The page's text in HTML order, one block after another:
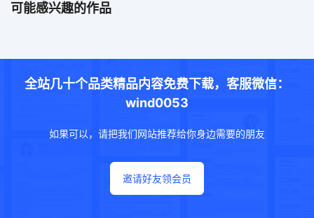
可能感兴趣的作品
全站几十个品类精品内容免费下载，客服微信：
wind0053
如果可以，请把我们网站推荐给你身边需要的朋友
邀请好友领会员